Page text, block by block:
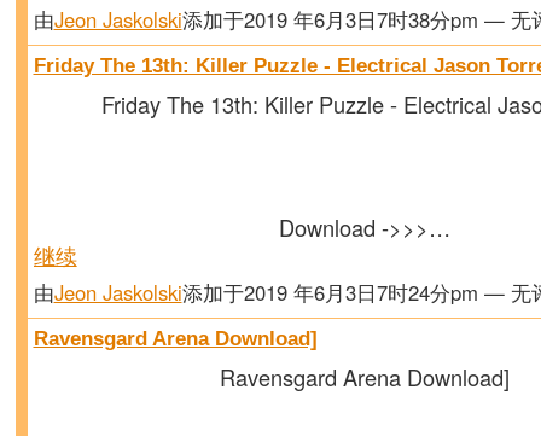
由Jeon Jaskolski添加于2019 年6月3日7时38分pm — 无
Friday The 13th: Killer Puzzle - Electrical Jason
Friday The 13th: Killer Puzzle - Electrical
Download ->>>…
继续
由Jeon Jaskolski添加于2019 年6月3日7时24分pm — 无
Ravensgard Arena Download]
Ravensgard Arena Download]